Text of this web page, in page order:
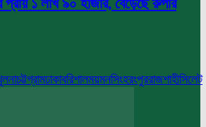
প্রায় ১ লাখ ৯০ হাজার, বেড়েছে রুপার
চট্টগ্রামঢাকাবরিশালময়মনসিংহরংপুররাজশাহীসিলেট